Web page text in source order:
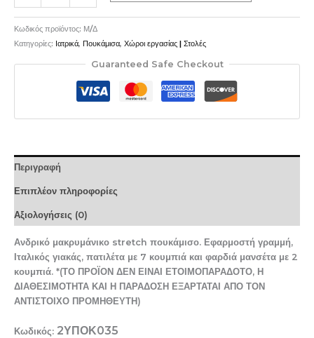
Κωδικός προϊόντος: Μ/Δ
Κατηγορίες: Ιατρικά, Πουκάμισα, Χώροι εργασίας | Στολές
Guaranteed Safe Checkout
Περιγραφή
Επιπλέον πληροφορίες
Αξιολογήσεις (0)
Ανδρικό μακρυμάνικο stretch πουκάμισο. Εφαρμοστή γραμμή,
Ιταλικός γιακάς, πατιλέτα με 7 κουμπιά και φαρδιά μανσέτα με 2
κουμπιά. *(ΤΟ ΠΡΟΪΟΝ ΔΕΝ ΕΙΝΑΙ ΕΤΟΙΜΟΠΑΡΑΔΟΤΟ, Η
ΔΙΑΘΕΣΙΜΟΤΗΤΑ ΚΑΙ Η ΠΑΡΑΔΟΣΗ ΕΞΑΡΤΑΤΑΙ ΑΠΟ ΤΟΝ
ΑΝΤΙΣΤΟΙΧΟ ΠΡΟΜΗΘΕΥΤΗ)
Κωδικός: 2ΥΠΟΚ035